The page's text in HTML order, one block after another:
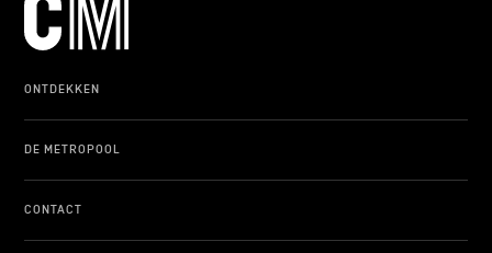
ONTDEKKEN
DE METROPOOL
CONTACT